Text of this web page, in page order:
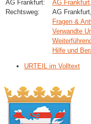
AG Frankfurt:
AG
Rechtsweg:
AG
Fragen &
Verwandte
Hilfe und
URTEIL im Volltext